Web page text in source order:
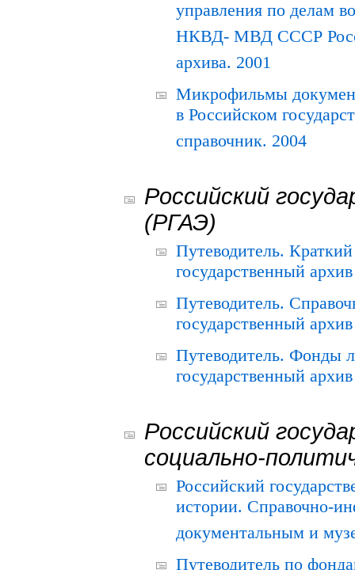
управления по делам
НКВД- МВД СССР
архива. 2001
Микрофильмы
в Российском
справочник. 2004
Российский
(РГАЭ)
Путеводитель.
государственный
Путеводитель.
государственный
Путеводитель. Фонды
государственный
Российский
социально-
Российский
истории. Справочно-
документальным и
Путеводитель по